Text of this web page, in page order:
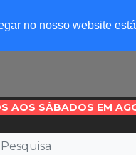
no nosso website
AOS SÁBADOS EM